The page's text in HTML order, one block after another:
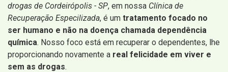
drogas de Cordeirópolis - SP, em nossa Clínica de
Recuperação Especilizada, é um tratamento focado no
ser humano e não na doença chamada dependência
química. Nosso foco está em recuperar o dependentes, lhe
proporcionando novamente a real felicidade em viver e
sem as drogas.